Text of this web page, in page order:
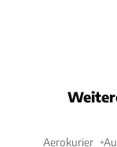
Aerokurier